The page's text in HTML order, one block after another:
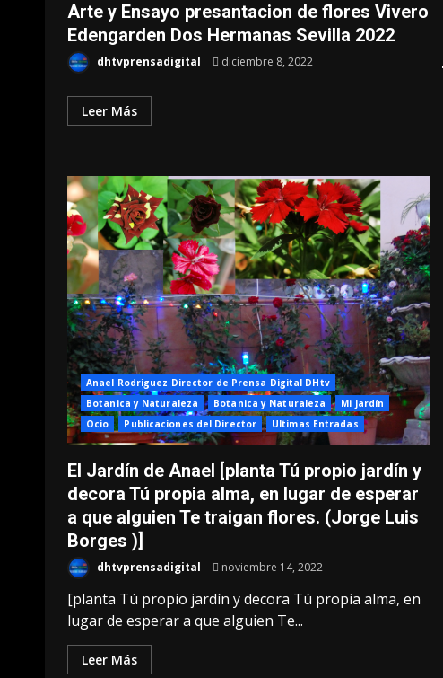
Arte y Ensayo presantacion de flores Vivero
Edengarden Dos Hermanas Sevilla 2022
dhtvprensadigital diciembre 8, 2022
Leer Más
Anael Rodriguez Director de Prensa Digital DHtv
Botanica y Naturaleza
Botanica y Naturaleza
Mi Jardín
Ocio
Publicaciones del Director Ultimas Entradas
El Jardín de Anael [planta Tú propio jardín y
decora Tú propia alma, en lugar de esperar
a que alguien Te traigan flores. (Jorge Luis
Borges )]
dhtvprensadigital noviembre 14, 2022
[planta Tú propio jardín y decora Tú propia alma, en
lugar de esperar a que alguien Te...
Leer Más